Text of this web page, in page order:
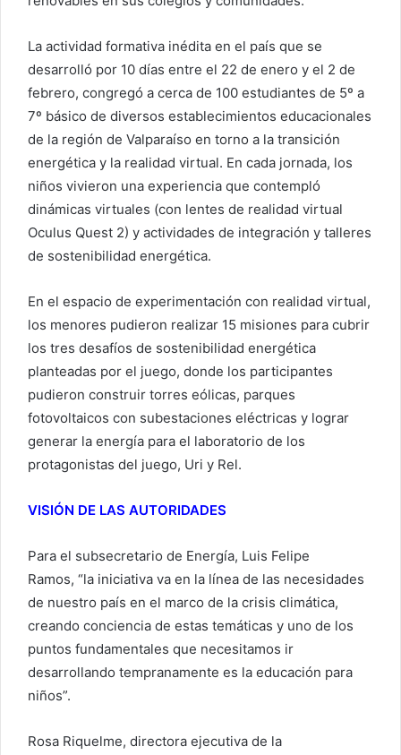
La actividad formativa inédita en el país que se
desarrolló por 10 días entre el 22 de enero y el 2 de
febrero, congregó a cerca de 100 estudiantes de 5º a
7º básico de diversos establecimientos educacionales
de la región de Valparaíso en torno a la transición
energética y la realidad virtual. En cada jornada, los
niños vivieron una experiencia que contempló
dinámicas virtuales (con lentes de realidad virtual
Oculus Quest 2) y actividades de integración y talleres
de sostenibilidad energética.
En el espacio de experimentación con realidad virtual,
los menores pudieron realizar 15 misiones para cubrir
los tres desafíos de sostenibilidad energética
planteadas por el juego, donde los participantes
pudieron construir torres eólicas, parques
fotovoltaicos con subestaciones eléctricas y lograr
generar la energía para el laboratorio de los
protagonistas del juego, Uri y Rel.
VISIÓN DE LAS AUTORIDADES
Para el subsecretario de Energía, Luis Felipe
Ramos, “la iniciativa va en la línea de las necesidades
de nuestro país en el marco de la crisis climática,
creando conciencia de estas temáticas y uno de los
puntos fundamentales que necesitamos ir
desarrollando tempranamente es la educación para
niños”.
Rosa Riquelme, directora ejecutiva de la